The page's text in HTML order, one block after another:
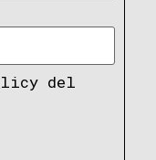
del